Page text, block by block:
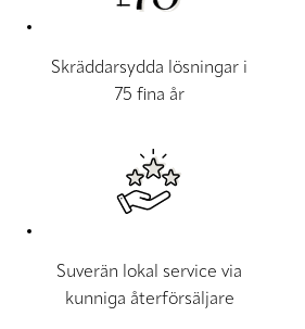
Skräddarsydda lösningar i
75 fina år
Suverän lokal service via
kunniga återförsäljare